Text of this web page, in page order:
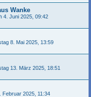
Wanke
4. Juni 2025, 09:42
8. Mai 2025, 13:59
13. März 2025, 18:51
Februar 2025, 11:34